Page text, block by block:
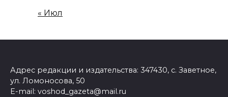
« Июл
Адрес редакции и издательства: 347430, с. Заветное,
ул. Ломоносова, 50
E-mail: voshod_gazeta@mail.ru